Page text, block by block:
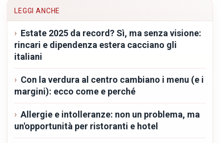
LEGGI ANCHE
Estate 2025 da record? Sì, ma senza visione:
rincari e dipendenza estera cacciano gli
italiani
Con la verdura al centro cambiano i menu (e i
margini): ecco come e perché
Allergie e intolleranze: non un problema, ma
un'opportunità per ristoranti e hotel